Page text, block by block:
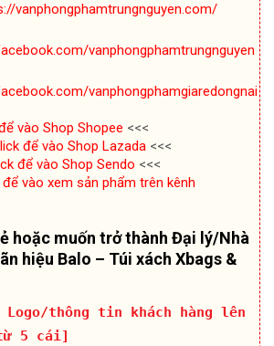
vanphongphamtrungnguyen.com/
vanphongphamtrungnguyen
vanphongphamgiaredongnai
vào Shop Shopee <<<
để vào Shop Lazada <<<
để vào Shop Sendo <<<
để vào xem sản phẩm trên kênh
hoặc muốn trở thành Đại lý/Nhà
hiệu Balo – Túi xách Xbags &
thông tin khách hàng lên
từ 5 cái]